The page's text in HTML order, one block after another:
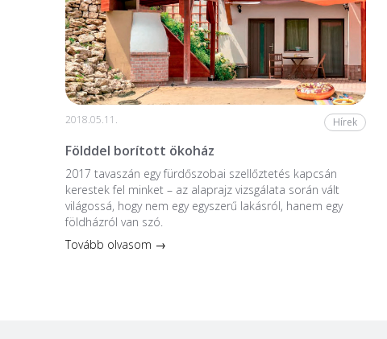
2018.05.11. Hírek
Földdel borított ökoház
2017 tavaszán egy fürdőszobai szellőztetés kapcsán
kerestek fel minket – az alaprajz vizsgálata során vált
világossá, hogy nem egy egyszerű lakásról, hanem egy
földházról van szó.
Tovább olvasom →